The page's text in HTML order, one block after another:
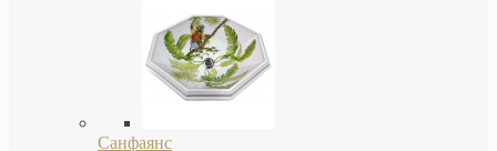
Санфаянс